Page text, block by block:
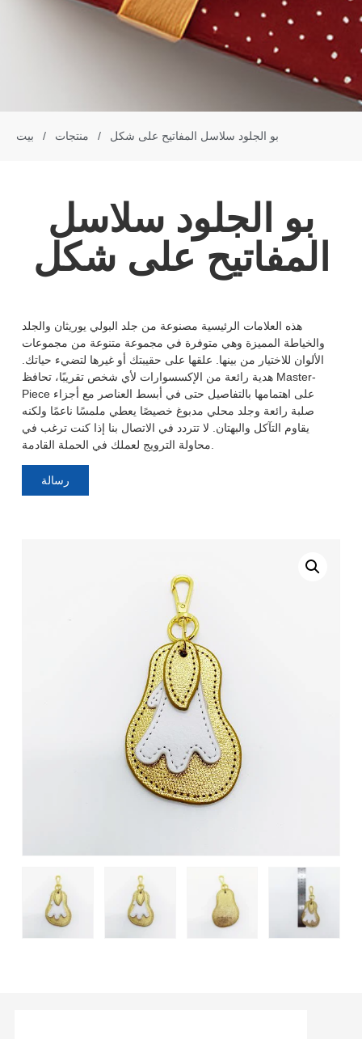
بيت / منتجات / بو الجلود سلاسل المفاتيح على شكل
بو الجلود سلاسل
المفاتيح على شكل
هذه العلامات الرئيسية مصنوعة من جلد البولي يوريثان والجلد
والخياطة المميزة وهي متوفرة في مجموعة متنوعة من مجموعات
الألوان للاختيار من بينها. علقها على حقيبتك أو غيرها لتضيء حياتك.
هدية رائعة من الإكسسوارات لأي شخص تقريبًا، تحافظ Master-
Piece على اهتمامها بالتفاصيل حتى في أبسط العناصر مع أجزاء
صلبة رائعة وجلد محلي مدبوغ خصيصًا يعطي ملمسًا ناعمًا ولكنه
يقاوم التآكل والبهتان. لا تتردد في الاتصال بنا إذا كنت ترغب في
رسالة